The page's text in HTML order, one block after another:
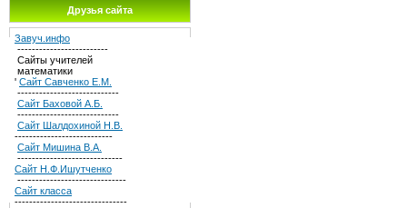
Друзья сайта
Завуч.инфо
-------------------------
Сайты учителей
математики
' Сайт Савченко Е.М.
----------------------------
Сайт Баховой А.Б.
----------------------------
Сайт Шалдохиной Н.В.
---------------------------
Сайт Мишина В.А.
-----------------------------
Сайт Н.Ф.Ишутченко
------------------------------
Сайт класса
-------------------------------